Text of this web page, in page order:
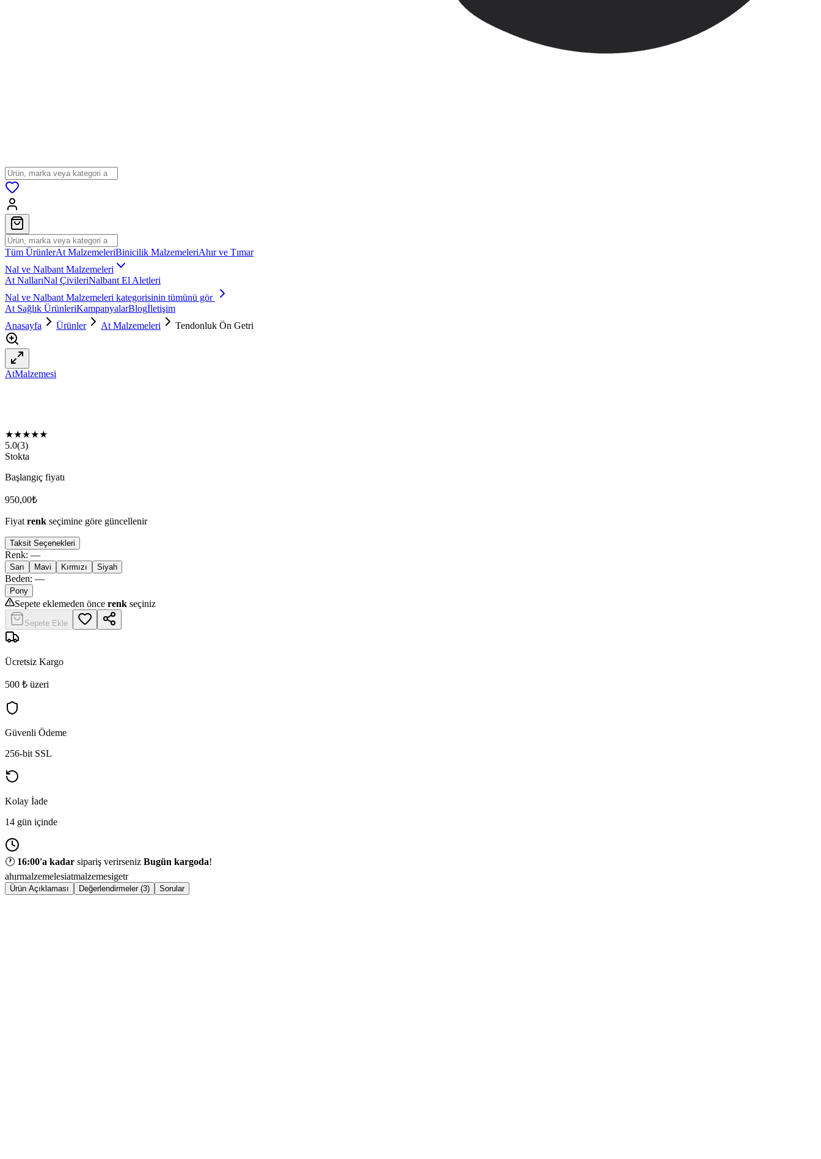
Tüm ÜrünlerAt MalzemeleriBinicilik MalzemeleriAhır ve Tımar
Nal ve Nalbant Malzemeleri
At NallarıNal ÇivileriNalbant El Aletleri
Nal ve Nalbant Malzemeleri kategorisinin tümünü gör
At Sağlık ÜrünleriKampanyalarBlogİletişim
Anasayfa
Ürünler At Malzemeleri Tendonluk Ön Getri
AtMalzemesi
★★★★★
5.0(3)
Stokta
Başlangıç fiyatı
950,00₺
Fiyat renk seçimine göre güncellenir
Taksit Seçenekleri
Renk: —
Sarı Mavi Kırmızı Siyah
Beden: —
Pony
Sepete eklemeden önce renk seçiniz
Sepete Ekle
Ücretsiz Kargo
500 ₺ üzeri
Güvenli Ödeme
256-bit SSL
Kolay İade
14 gün içinde
🕐 16:00'a kadar sipariş verirseniz Bugün kargoda!
ahırmalzemelesiatmalzemesigetr
Ürün Açıklaması Değerlendirmeler (3) Sorular